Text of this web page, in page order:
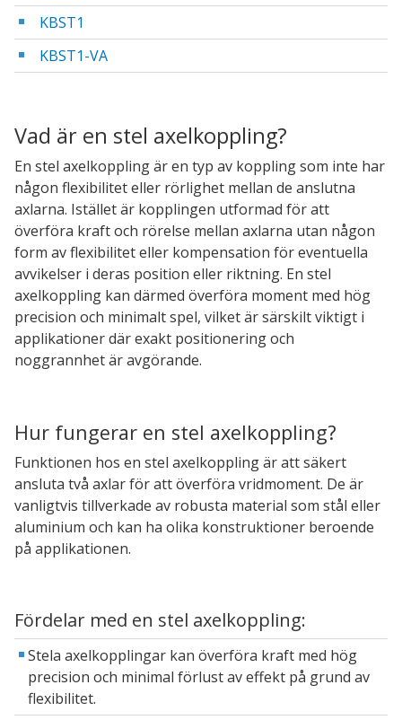
KBST1
KBST1-VA
Vad är en stel axelkoppling?
En stel axelkoppling är en typ av koppling som inte har
någon flexibilitet eller rörlighet mellan de anslutna
axlarna. Istället är kopplingen utformad för att
överföra kraft och rörelse mellan axlarna utan någon
form av flexibilitet eller kompensation för eventuella
avvikelser i deras position eller riktning. En stel
axelkoppling kan därmed överföra moment med hög
precision och minimalt spel, vilket är särskilt viktigt i
applikationer där exakt positionering och
noggrannhet är avgörande.
Hur fungerar en stel axelkoppling?
Funktionen hos en stel axelkoppling är att säkert
ansluta två axlar för att överföra vridmoment. De är
vanligtvis tillverkade av robusta material som stål eller
aluminium och kan ha olika konstruktioner beroende
på applikationen.
Fördelar med en stel axelkoppling:
Stela axelkopplingar kan överföra kraft med hög
precision och minimal förlust av effekt på grund av
flexibilitet.